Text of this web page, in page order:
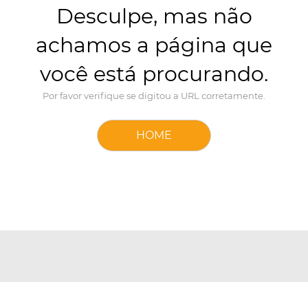
Desculpe, mas não
achamos a página que
você está procurando.
Por favor verifique se digitou a URL corretamente.
HOME